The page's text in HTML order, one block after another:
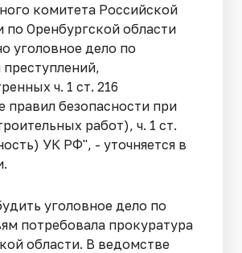
комитета Российской
Оренбургской области
уголовное дело по
ч. 1 ст. 216
правил безопасности при
работ), ч. 1 ст.
УК РФ", - уточняется в
уголовное дело по
потребовала прокуратура
области. В ведомстве